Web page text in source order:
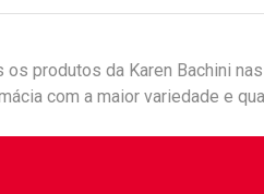
os produtos da Karen Bachini
com a maior variedade e